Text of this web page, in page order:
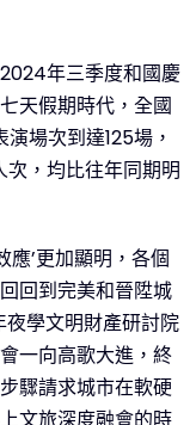
年三季度和國慶
天假期時代，全國
場次到達125場，
次，均比往年同期明
應’更加顯明，各個
回到完美和晉陞城
學文明財產研討院
一向高歌大進，終
驟請求城市在軟硬